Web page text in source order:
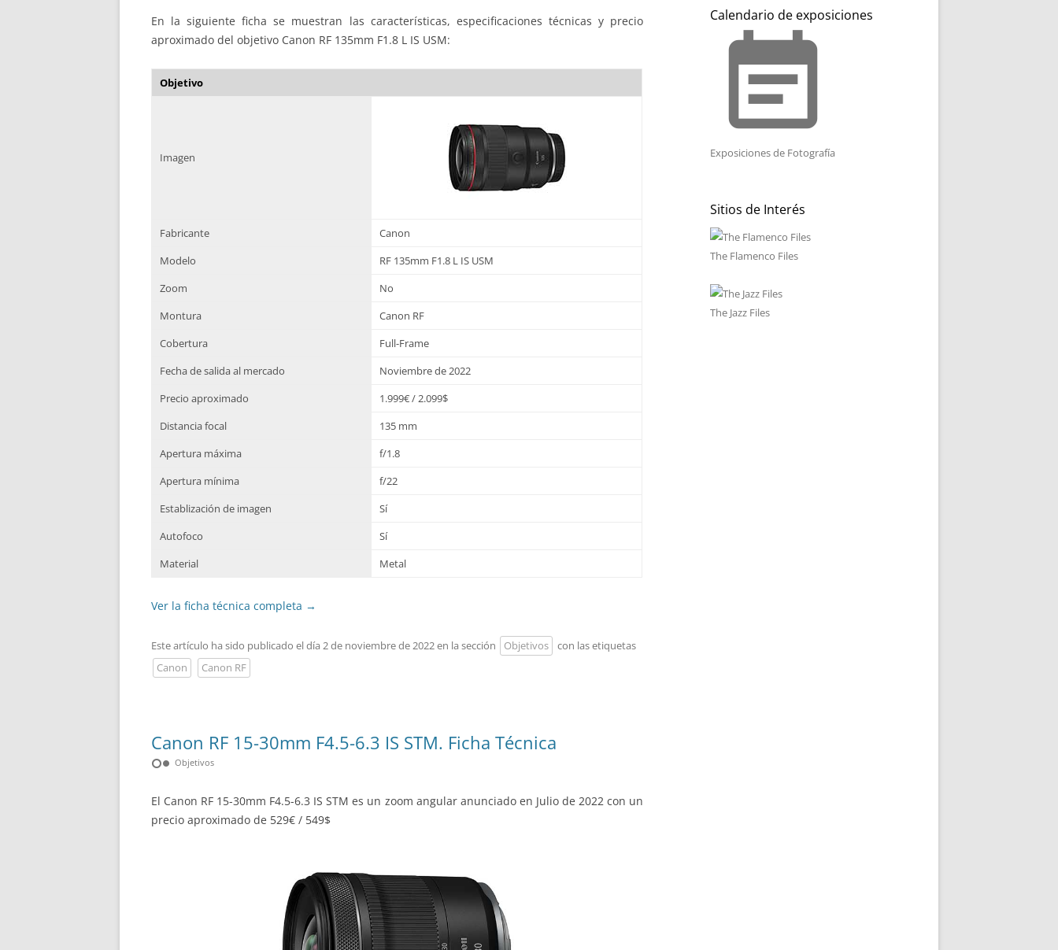
En la siguiente ficha se muestran las características, especificaciones técnicas y precio
aproximado del objetivo Canon RF 135mm F1.8 L IS USM:
Objetivo
Imagen
Fabricante
Canon
Modelo
RF 135mm F1.8 L IS USM
Zoom
No
Montura
Canon RF
Cobertura
Full-Frame
Fecha de salida al mercado
Noviembre de 2022
Precio aproximado
1.999€ / 2.099$
Distancia focal
135 mm
Apertura máxima
f/1.8
Apertura mínima
f/22
Establización de imagen
Sí
Autofoco
Sí
Material
Metal
Ver la ficha técnica completa →
Este artículo ha sido publicado el día 2 de noviembre de 2022 en la sección Objetivos
con las etiquetas
Canon
Canon RF
Canon RF 15-30mm F4.5-6.3 IS STM. Ficha Técnica
hdr_weak Objetivos
El Canon RF 15-30mm F4.5-6.3 IS STM es un zoom angular anunciado en Julio de 2022 con un
precio aproximado de 529€ / 549$
Calendario de exposiciones
event_note
Exposiciones de Fotografía
Sitios de Interés
The Flamenco Files
The Jazz Files